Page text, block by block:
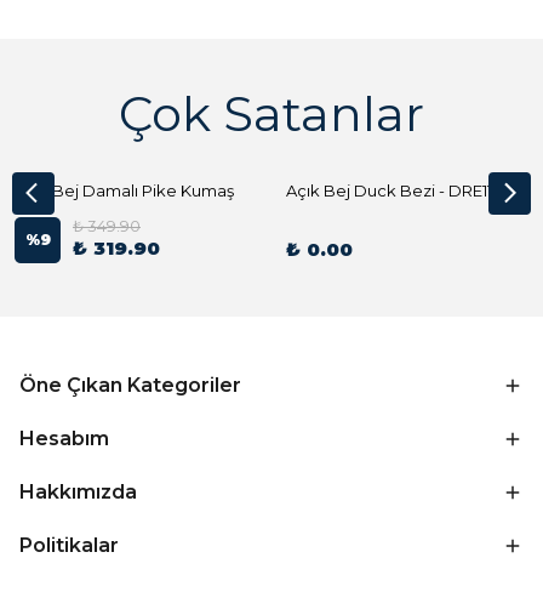
Çok Satanlar
Açık Bej Damalı Pike Kumaş
%9
₺ 349.90
₺ 319.90
Açık Bej Duck Bezi - DRE1144 Kumaş Peçete
₺ 0.00
Öne Çıkan Kategoriler
Hesabım
Hakkımızda
Politikalar